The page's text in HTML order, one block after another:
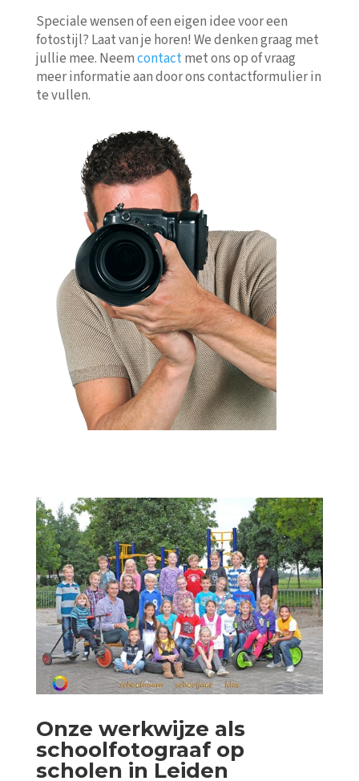
Speciale wensen of een eigen idee voor een
fotostijl? Laat van je horen! We denken graag met
jullie mee. Neemcontactmet ons op of vraag
meer informatie aan door ons contactformulier in
te vullen.
Onze werkwijze als
schoolfotograaf op
scholen in Leiden